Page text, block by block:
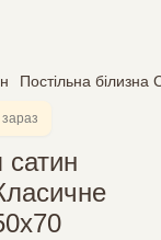
Постільна
сатин